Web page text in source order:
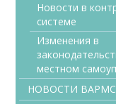
Новости в
системе
Изменения в
местном
НОВОСТИ